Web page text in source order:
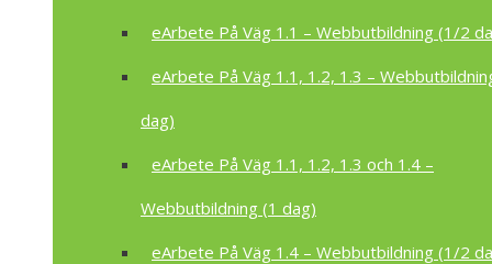
eArbete På Väg 1.1 – Webbutbildning (1/2
eArbete På Väg 1.1, 1.2, 1.3 –
dag)
eArbete På Väg 1.1, 1.2, 1.3 och 1.4 –
Webbutbildning (1 dag)
eArbete På Väg 1.4 – Webbutbildning (1/2